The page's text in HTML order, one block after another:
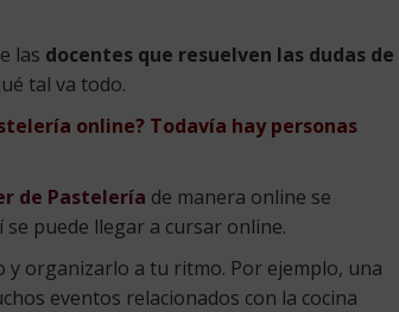
las docentes que resuelven las dudas de
tal va todo.
online? Todavía hay personas
de Pastelería de manera online se
puede llegar a cursar online.
y organizarlo a tu ritmo. Por ejemplo, una
eventos relacionados con la cocina